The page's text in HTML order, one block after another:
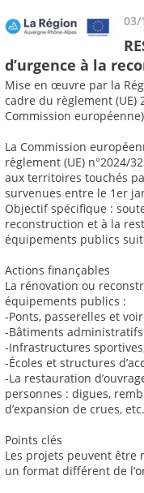
03/
d’urgence à la
Mise en œuvre par la
cadre du règlement (UE)
Commission européenne)
La Commission
règlement (UE) n°2024/
aux territoires touchés
survenues entre le 1er
Objectif spécifique :
reconstruction et à la
équipements publics
Actions finançables
La rénovation ou
équipements publics :
-Ponts, passerelles et
-Bâtiments
-Infrastructures
-Écoles et structures
-La restauration
personnes : digues,
d’expansion de crues, etc.
Points clés
Les projets peuvent être
un format différent de